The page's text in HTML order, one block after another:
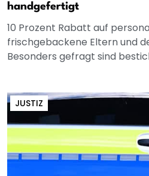
handgefertigt
10 Prozent Rabatt auf
frischgebackene Eltern und
Besonders gefragt sind
JUSTIZ